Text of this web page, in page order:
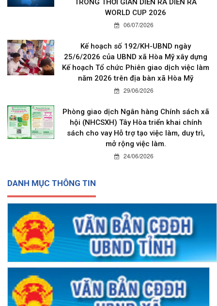
TRONG THỜI GIAN DIỄN RA DIỄN RA
WORLD CUP 2026
06/07/2026
Kế hoạch số 192/KH-UBND ngày
25/6/2026 của UBND xã Hòa Mỹ xây dựng
Kế hoạch Tổ chức Phiên giao dịch việc làm
năm 2026 trên địa bàn xã Hòa Mỹ
29/06/2026
Phòng giao dịch Ngân hàng Chính sách xã
hội (NHCSXH) Tây Hòa triển khai chính
sách cho vay Hỗ trợ tạo việc làm, duy trì,
mở rộng việc làm.
24/06/2026
DANH MỤC THÔNG TIN